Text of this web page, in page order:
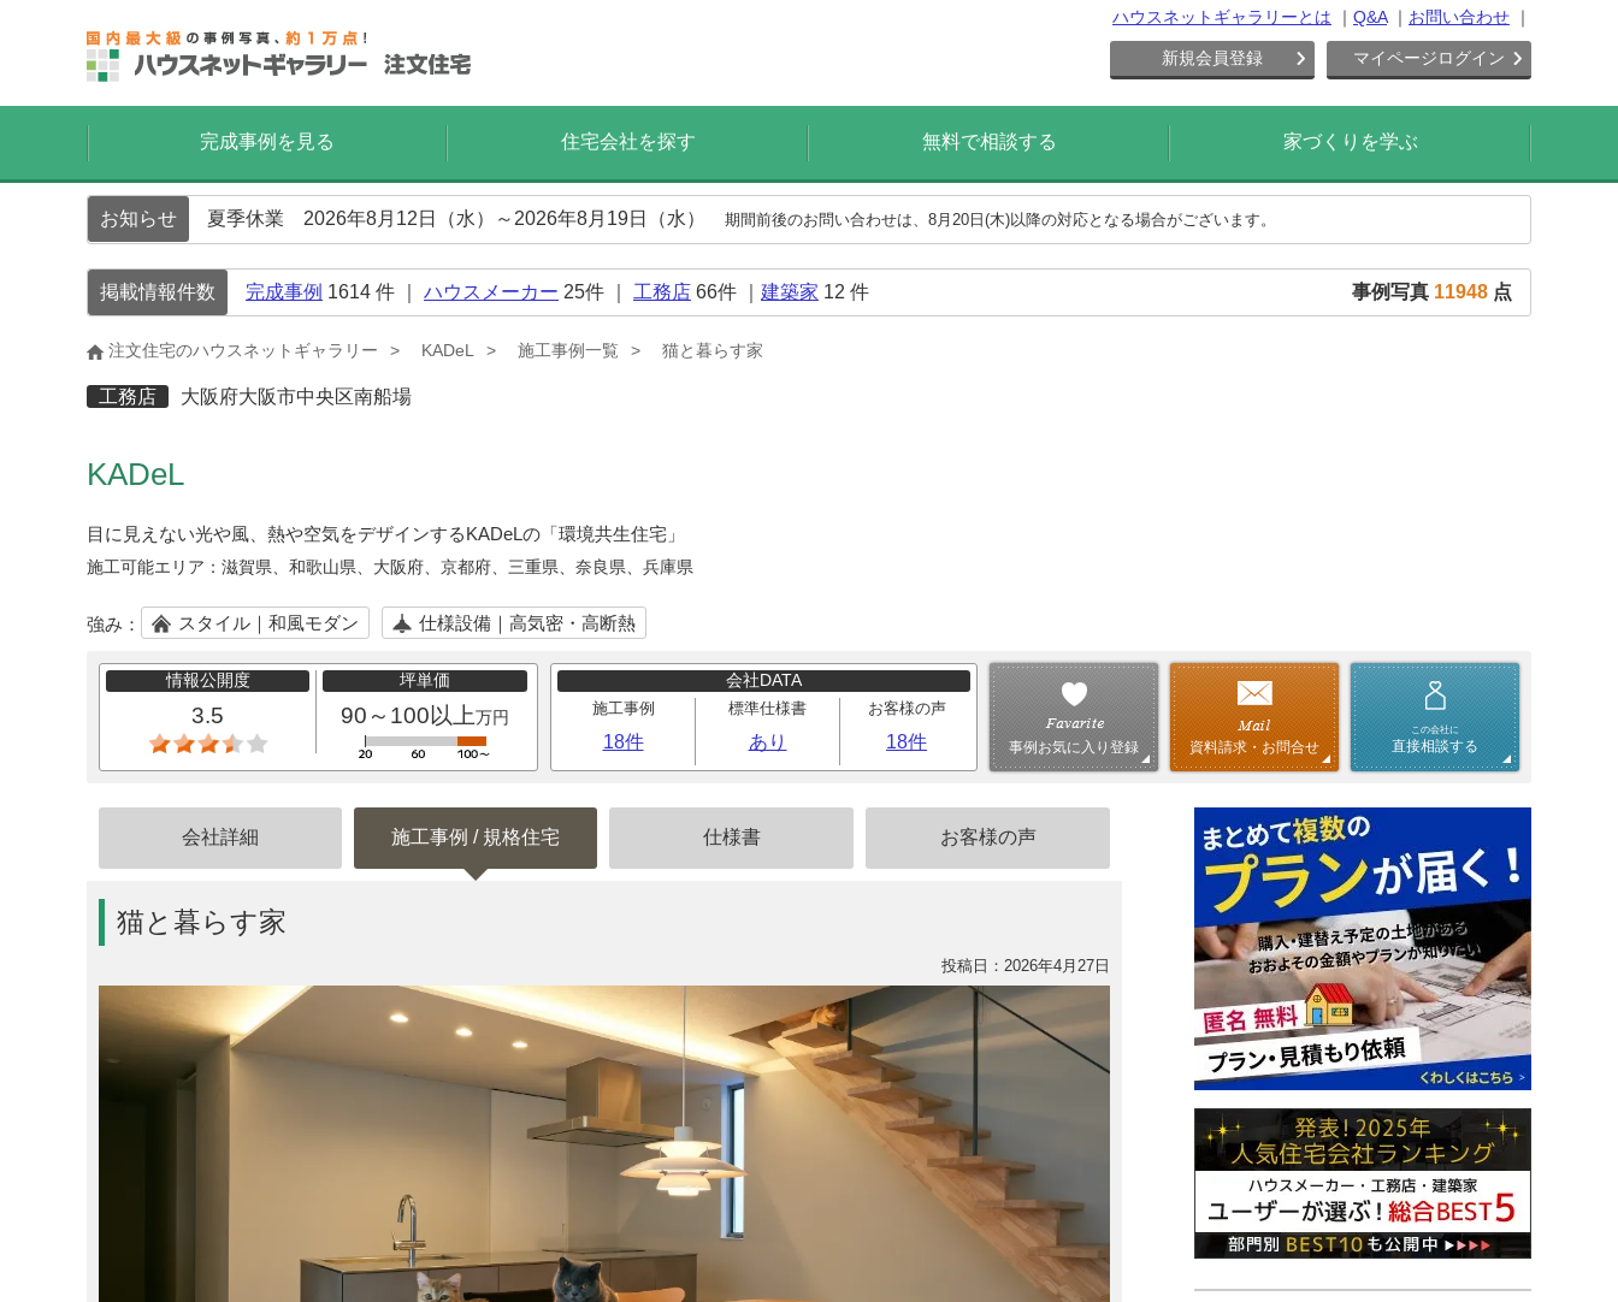
ハウスネットギャラリーとは Q&A お問い合わせ
新規会員登録 マイページログイン
完成事例を見る 住宅会社を探す 無料で相談する 家づくりを学ぶ
お知らせ 夏季休業 2026年8月12日（水）～2026年8月19日（水） 期間前後のお問い合わせは、8月20日(木)以降の対応となる場合がございます。
掲載情報件数 完成事例 1614 件 ｜ ハウスメーカー 25件 ｜ 工務店 66件 ｜ 建築家 12 件 事例写真 11948 点
注文住宅のハウスネットギャラリー KADeL 施工事例一覧 猫と暮らす家
工務店 大阪府大阪市中央区南船場
KADeL
目に見えない光や風、熱や空気をデザインするKADeLの「環境共生住宅」
施工可能エリア： 滋賀県、和歌山県、大阪府、京都府、三重県、奈良県、兵庫県
強み： スタイル｜和風モダン 仕様設備｜高気密・高断熱
情報公開度
3.5
坪単価
90～100以上万円
会社DATA
施工事例
18件
標準仕様書
あり
お客様の声
18件 事例お気に入り登録 資料請求・お問合せ
この会社に
直接相談する
会社詳細 施工事例 / 規格住宅 仕様書 お客様の声
猫と暮らす家
投稿日：2026年4月27日